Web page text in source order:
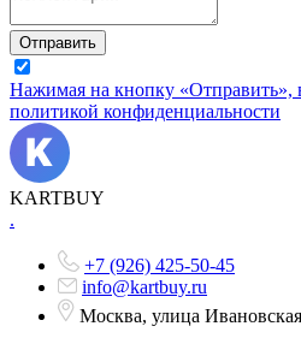
Отправить
Нажимая на кнопку «Отправить»,
политикой конфиденциальности
KARTBUY
.
+7 (926) 425-50-45
info@kartbuy.ru
Москва, улица